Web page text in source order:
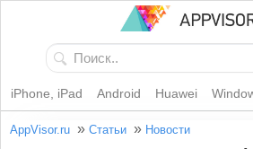
iPhone, iPad Android Huawei
AppVisor.ru » Статьи » Новости